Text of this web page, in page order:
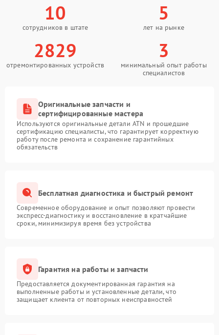
10
сотрудников в штате
5
лет на рынке
2829
отремонтированных устройств
3
минимальный опыт работы
специалистов
Оригинальные запчасти и
сертифицированные мастера
Используются оригинальные детали ATN и прошедшие
сертификацию специалисты, что гарантирует корректную
работу после ремонта и сохранение гарантийных
обязательств
Бесплатная диагностика и быстрый ремонт
Современное оборудование и опыт позволяют провести
экспресс-диагностику и восстановление в кратчайшие
сроки, минимизируя время без устройства
Гарантия на работы и запчасти
Предоставляется документированная гарантия на
выполненные работы и установленные детали, что
защищает клиента от повторных неисправностей